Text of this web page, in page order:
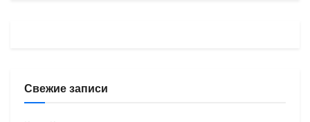
Свежие записи